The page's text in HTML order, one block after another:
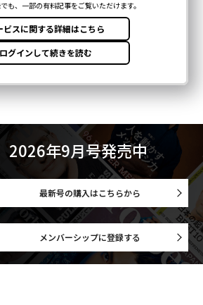
2026年9月号発売中
最新号の購入はこちらから
メンバーシップに登録する